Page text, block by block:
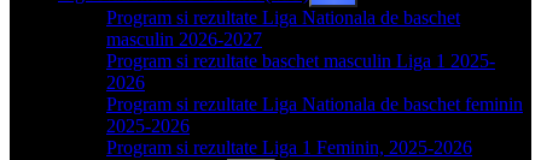
menu
Program si rezultate Liga Nationala de baschet
masculin 2026-2027
Program si rezultate baschet masculin Liga 1 2025-
2026
Program si rezultate Liga Nationala de baschet feminin
2025-2026
Program si rezultate Liga 1 Feminin, 2025-2026